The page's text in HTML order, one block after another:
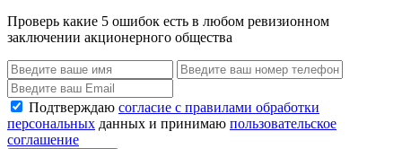
Проверь какие 5 ошибок есть в любом ревизионном
заключении акционерного общества
Подтверждаю согласие с правилами обработки
персональных данных и принимаю пользовательское
соглашение